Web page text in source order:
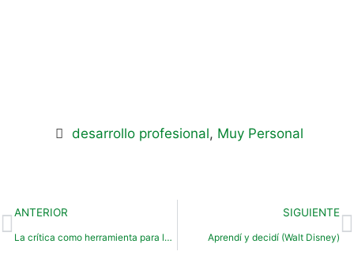
desarrollo profesional, Muy Personal
ANTERIOR
La crítica como herramienta para la mejora continua
SIGUIENTE
Aprendí y decidí (Walt Disney)